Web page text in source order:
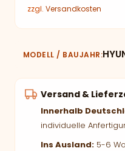
zzgl. Versandkosten
MODELL / BAUJAHR
Versand &
Innerhalb
individuelle
Ins Ausland: 5-6